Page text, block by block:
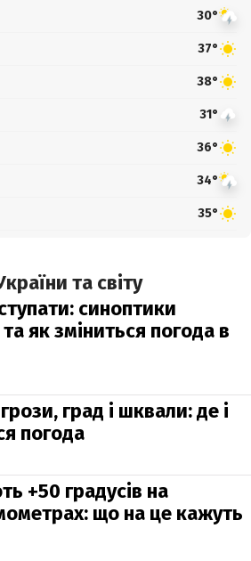
30°
37°
38°
31°
36°
34°
35°
та світу
синоптики
як зміниться погода в
град і шквали: де і
погода
+50 градусів на
що на це кажуть